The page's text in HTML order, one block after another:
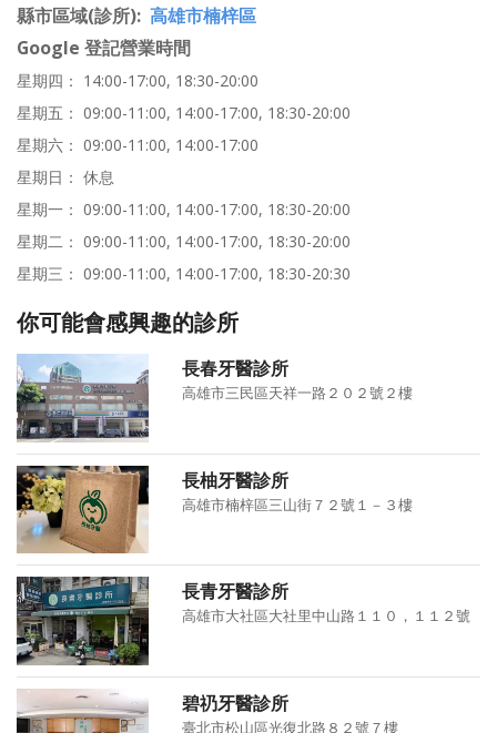
縣市區域(診所) 高雄市楠梓區
Google 登記營業時間
星期四： 14:00-17:00, 18:30-20:00
星期五： 09:00-11:00, 14:00-17:00, 18:30-20:00
星期六： 09:00-11:00, 14:00-17:00
星期日： 休息
星期一： 09:00-11:00, 14:00-17:00, 18:30-20:00
星期二： 09:00-11:00, 14:00-17:00, 18:30-20:00
星期三： 09:00-11:00, 14:00-17:00, 18:30-20:30
你可能會感興趣的診所
長春牙醫診所
高雄市三民區天祥一路２０２號２樓
長柚牙醫診所
高雄市楠梓區三山街７２號１－３樓
長青牙醫診所
高雄市大社區大社里中山路１１０，１１２號
碧礽牙醫診所
臺北市松山區光復北路８２號７樓